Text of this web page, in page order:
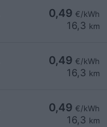
0,49 €/kWh
16,3 km
0,49 €/kWh
16,3 km
0,49 €/kWh
16,3 km